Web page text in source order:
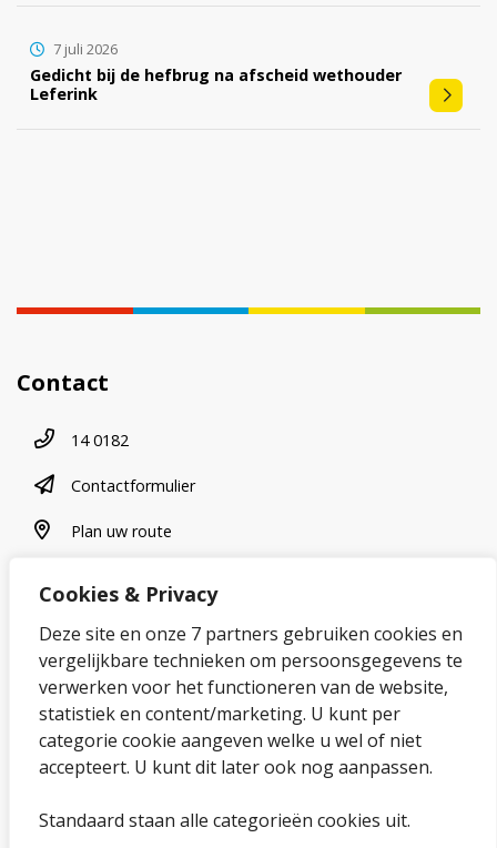
Cookies & Privacy
Deze site en onze 7 partners gebruiken cookies en
vergelijkbare technieken om persoonsgegevens te
verwerken voor het functioneren van de website,
statistiek en content/marketing. U kunt per
categorie cookie aangeven welke u wel of niet
accepteert. U kunt dit later ook nog aanpassen.
Standaard staan alle categorieën cookies uit.
Gedicht bij de hefbrug na afscheid wethouder
Leferink
7 juli 2026
Contact
Telefoonnummer
14 0182
contactformulier
Contactformulier
plan uw route
Plan uw route
Over onze website
Sitemap
Privacybeleid en cookies
Cookies wijzigen